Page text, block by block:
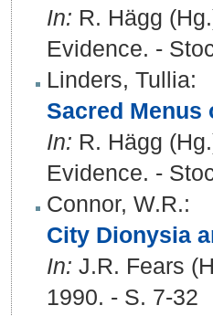
In: R. Hägg
Evidence. -
Linders, Tullia:
Sacred Menus
In: R. Hägg
Evidence. -
Connor, W.R.:
City Dionysia
In: J.R. Fears
1990. - S. 7-32